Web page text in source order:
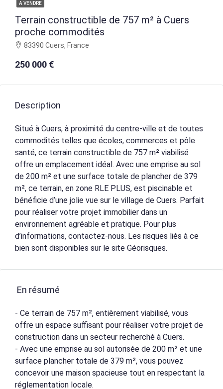
A VENDRE
Terrain constructible de 757 m² à Cuers
proche commodités
83390 Cuers, France
250 000 €
Description
Situé à Cuers, à proximité du centre-ville et de toutes
commodités telles que écoles, commerces et pôle
santé, ce terrain constructible de 757 m² viabilisé
offre un emplacement idéal. Avec une emprise au sol
de 200 m² et une surface totale de plancher de 379
m², ce terrain, en zone RLE PLUS, est piscinable et
bénéficie d’une jolie vue sur le village de Cuers. Parfait
pour réaliser votre projet immobilier dans un
environnement agréable et pratique. Pour plus
d’informations, contactez-nous. Les risques liés à ce
bien sont disponibles sur le site Géorisques.
En résumé
- Ce terrain de 757 m², entièrement viabilisé, vous
offre un espace suffisant pour réaliser votre projet de
construction dans un secteur recherché à Cuers.
- Avec une emprise au sol autorisée de 200 m² et une
surface plancher totale de 379 m², vous pouvez
concevoir une maison spacieuse tout en respectant la
réglementation locale.